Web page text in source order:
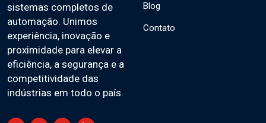
sistemas completos de
automação. Unimos
experiência, inovação e
proximidade para elevar a
eficiência, a segurança e a
competitividade das
indústrias em todo o país.
Blog
Contato